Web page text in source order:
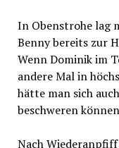
In Obenstrohe lag
Benny bereits zur
Wenn Dominik im
andere Mal in
hätte man sich
beschweren
Nach